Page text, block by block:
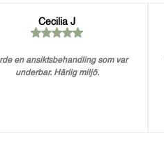
Cecilia J
en ansiktsbehandling som var
underbar. Härlig miljö.